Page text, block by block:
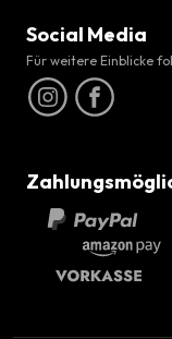
Social Media
Für weitere Einblicke